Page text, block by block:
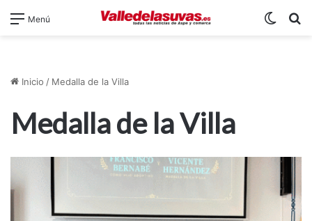
Menú
Inicio / Medalla de la Villa
Medalla de la Villa